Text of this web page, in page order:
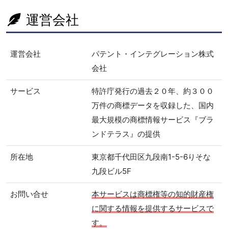
運営会社
運営会社
パテント・インテグレーション株式
会社
サービス
特許庁発行の過去２０年、約３００
万件の商標データを収録した、国内
最大規模の商標情報サービス『ブラ
ンドテラス』の提供
所在地
東京都千代田区九段南1-5-6りそな
九段ビル5F
お問い合せ
本サービスは商標権等の知的財産権
に関する情報を提供するサービスで
す。